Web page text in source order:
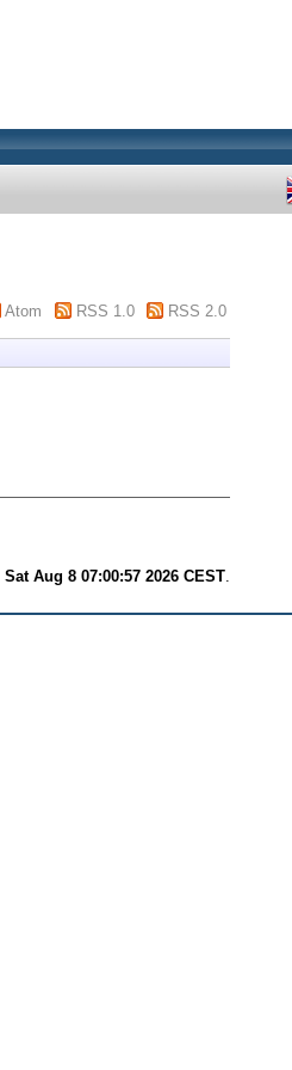
Atom RSS 1.0 RSS 2.0
Sat Aug 8 07:00:57 2026 CEST